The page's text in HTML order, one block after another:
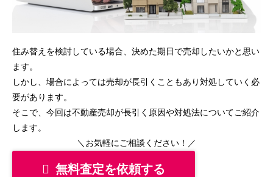
住み替えを検討している場合、決めた期日で売却したいかと思い
ます。
しかし、場合によっては売却が長引くこともあり対処していく必
要があります。
そこで、今回は不動産売却が長引く原因や対処法についてご紹介
します。
＼お気軽にご相談ください！／
無料査定を依頼する